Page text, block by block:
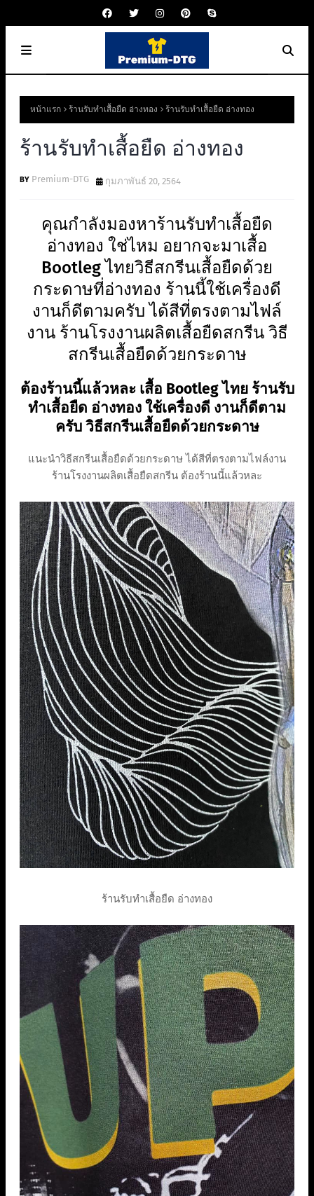
หน้าแรก ร้านรับทำเสื้อยืด อ่างทอง ร้านรับทำเสื้อยืด อ่างทอง
ร้านรับทำเสื้อยืด อ่างทอง
Premium-DTG กุมภาพันธ์ 20, 2564
คุณกำลังมองหาร้านรับทำเสื้อยืด
อ่างทอง ใช่ไหม อยากจะมาเสื้อ
Bootleg ไทยวิธีสกรีนเสื้อยืดด้วย
กระดาษที่อ่างทอง ร้านนี้ใช้เครื่องดี
งานก็ดีตามครับ ได้สีที่ตรงตามไฟล์
งาน ร้านโรงงานผลิตเสื้อยืดสกรีน วิธี
สกรีนเสื้อยืดด้วยกระดาษ
ต้องร้านนี้แล้วหละ เสื้อ Bootleg ไทย ร้านรับ
ทำเสื้อยืด อ่างทอง ใช้เครื่องดี งานก็ดีตาม
ครับ วิธีสกรีนเสื้อยืดด้วยกระดาษ
แนะนำวิธีสกรีนเสื้อยืดด้วยกระดาษ ได้สีที่ตรงตามไฟล์งาน
ร้านโรงงานผลิตเสื้อยืดสกรีน ต้องร้านนี้แล้วหละ
ร้านรับทำเสื้อยืด อ่างทอง